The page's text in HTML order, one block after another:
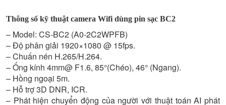
Thông số kỹ thuật camera Wifi dùng pin sạc BC2
– Model: CS-BC2 (A0-2C2WPFB)
– Độ phân giải 1920×1080 @ 15fps.
– Chuấn nén H.265/H.264.
– Ống kính 4mm@ F1.6, 85°(Chéo), 46° (Ngang).
– Hồng ngoại 5m.
– Hỗ trợ 3D DNR, ICR.
– Phát hiện chuyển động của người với thuật toán AI phát